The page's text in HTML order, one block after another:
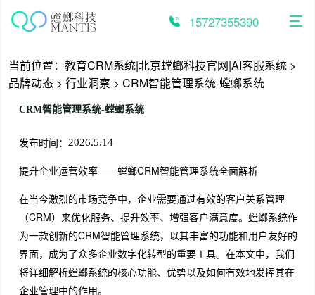
15727355390
当前位置： 教育CRM系统|北京螳螂科技官网|AI客服系统 >
品牌动态 > 行业洞察 > CRM智能管理系统-螳螂系统
CRM智能管理系统-螳螂系统
发布时间： 2026.5.14
提升企业运营效率——螳螂CRM智能管理系统全面解析
在当今激烈的市场竞争中，企业需要通过有效的客户关系管理
（CRM）来优化服务、提升效率、增强客户满意度。螳螂系统作
为一款创新的CRM智能管理系统，以其丰富的功能和用户友好的
界面，成为了众多企业数字化转型的重要工具。在本文中，我们
将详细解析螳螂系统的核心功能、优势以及如何有效地发挥其在
企业管理中的作用。